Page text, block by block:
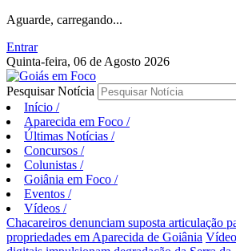
Aguarde, carregando...
Entrar
Quinta-feira, 06 de Agosto 2026
Pesquisar Notícia
Início /
Aparecida em Foco /
Últimas Notícias /
Concursos /
Colunistas /
Goiânia em Foco /
Eventos /
Vídeos /
Chacareiros denunciam suposta articulação
propriedades em Aparecida de Goiânia